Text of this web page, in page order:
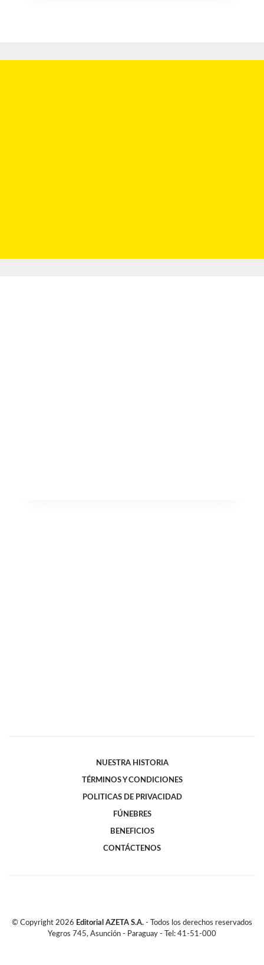
NUESTRA HISTORIA
TÉRMINOS Y CONDICIONES
POLITICAS DE PRIVACIDAD
FÚNEBRES
BENEFICIOS
CONTÁCTENOS
© Copyright 2026 Editorial AZETA S.A. - Todos los derechos reservados
Yegros 745, Asunción - Paraguay - Tel: 41-51-000